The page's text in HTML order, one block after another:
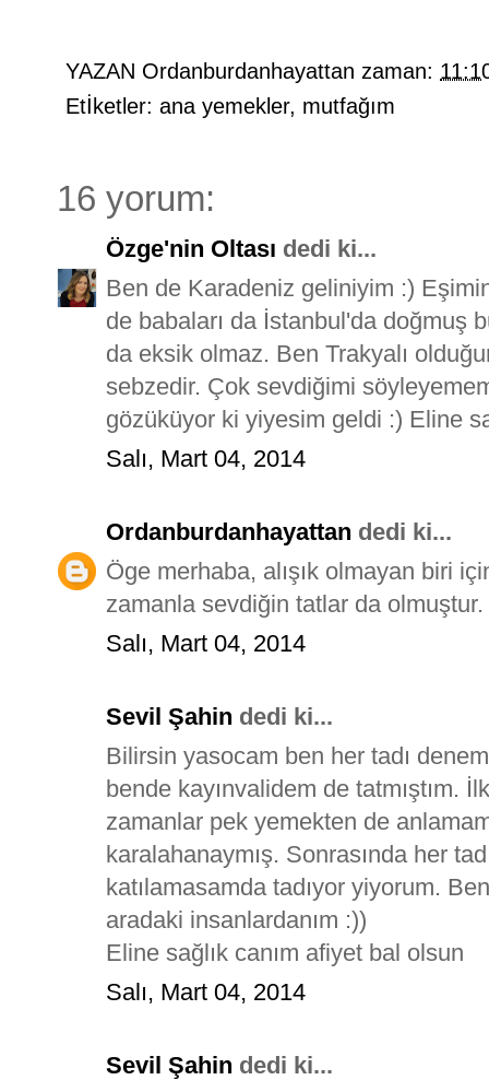
YAZAN Ordanburdanhayattan zaman:
Etİketler: ana yemekler, mutfağım
16 yorum:
Özge'nin Oltası dedi ki...
Ben de Karadeniz geliniyim :)
de babaları da İstanbul'da doğmuş
da eksik olmaz. Ben Trakyalı
sebzedir. Çok sevdiğimi
gözüküyor ki yiyesim geldi :) Eline
Salı, Mart 04, 2014
Ordanburdanhayattan dedi ki...
Öge merhaba, alışık olmayan biri
zamanla sevdiğin tatlar da
Salı, Mart 04, 2014
Sevil Şahin dedi ki...
Bilirsin yasocam ben her tadı
bende kayınvalidem de tatmıştım.
zamanlar pek yemekten de
karalahanaymış. Sonrasında her
katılamasamda tadıyor yiyorum.
aradaki insanlardanım :))
Eline sağlık canım afiyet bal olsun
Salı, Mart 04, 2014
Sevil Şahin dedi ki...